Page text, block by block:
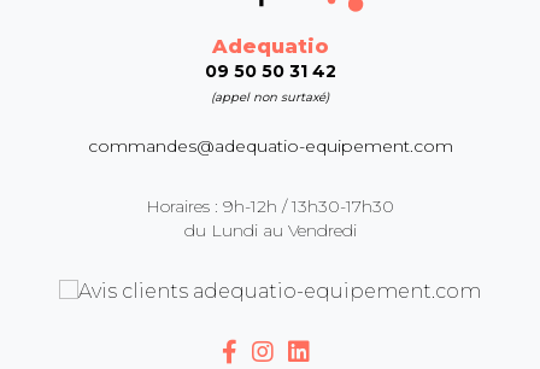
Adequatio
09 50 50 31 42
(appel non surtaxé)
commandes@adequatio-equipement.com
Horaires : 9h-12h / 13h30-17h30
du Lundi au Vendredi